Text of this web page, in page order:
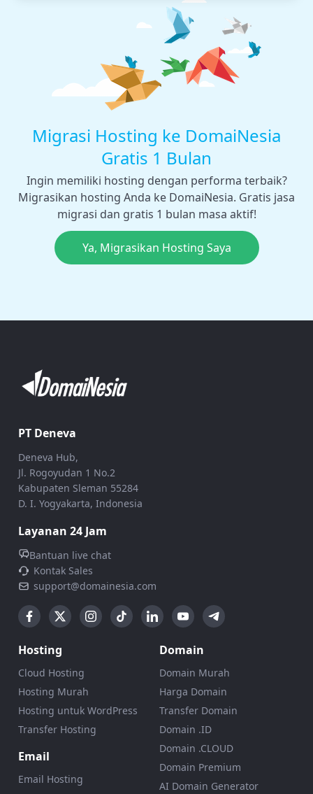
Migrasi Hosting ke DomaiNesia
Gratis 1 Bulan
Ingin memiliki hosting dengan performa terbaik?
Migrasikan hosting Anda ke DomaiNesia. Gratis jasa
migrasi dan gratis 1 bulan masa aktif!
Ya, Migrasikan Hosting Saya
PT Deneva
Deneva Hub,
Jl. Rogoyudan 1 No.2
Kabupaten Sleman 55284
D. I. Yogyakarta, Indonesia
Layanan 24 Jam
Bantuan live chat
Kontak Sales
support@domainesia.com
Hosting
Cloud Hosting
Hosting Murah
Hosting untuk WordPress
Transfer Hosting
Email
Email Hosting
Domain
Domain Murah
Harga Domain
Transfer Domain
Domain .ID
Domain .CLOUD
Domain Premium
AI Domain Generator